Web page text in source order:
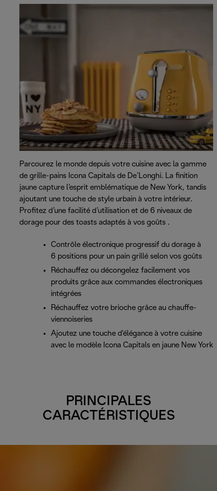
Parcourez le monde depuis votre cuisine avec la gamme
de grille-pains Icona Capitals de De’Longhi. La finition
jaune capture l’esprit emblématique de New York, tandis
ajoutant une touche de style urbain à votre intérieur.
Profitez d’une facilité d’utilisation et de 6 niveaux de
dorage pour des toasts adaptés à vos goûts .
Contrôle électronique progressif du dorage à
6 positions pour un pain grillé selon vos goûts
Réchauffez ou décongelez facilement vos
produits grâce aux commandes électroniques
intégrées
Réchauffez votre brioche grâce au chauffe-
viennoiseries
Ajoutez une touche d'élégance à votre cuisine
avec le modèle Icona Capitals en jaune New York
PRINCIPALES
CARACTÉRISTIQUES